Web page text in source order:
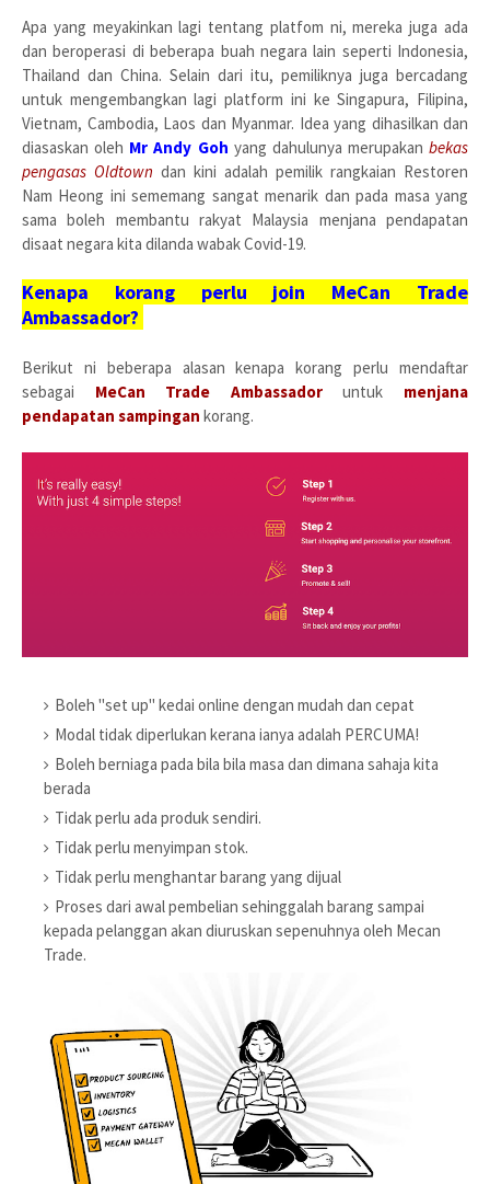
Apa yang meyakinkan lagi tentang platfom ni, mereka juga ada
dan beroperasi di beberapa buah negara lain seperti Indonesia,
Thailand dan China. Selain dari itu, pemiliknya juga bercadang
untuk mengembangkan lagi platform ini ke Singapura, Filipina,
Vietnam, Cambodia, Laos dan Myanmar. Idea yang dihasilkan dan
diasaskan oleh Mr Andy Goh yang dahulunya merupakan bekas
pengasas Oldtown dan kini adalah pemilik rangkaian Restoren
Nam Heong ini sememang sangat menarik dan pada masa yang
sama boleh membantu rakyat Malaysia menjana pendapatan
disaat negara kita dilanda wabak Covid-19.
Kenapa korang perlu join MeCan Trade
Ambassador?
Berikut ni beberapa alasan kenapa korang perlu mendaftar
sebagai MeCan Trade Ambassadoruntuk menjana
pendapatan sampingan korang.
Boleh "set up" kedai online dengan mudah dan cepat
Modal tidak diperlukan kerana ianya adalah PERCUMA!
Boleh berniaga pada bila bila masa dan dimana sahaja kita
berada
Tidak perlu ada produk sendiri.
Tidak perlu menyimpan stok.
Tidak perlu menghantar barang yang dijual
Proses dari awal pembelian sehinggalah barang sampai
kepada pelanggan akan diuruskan sepenuhnya oleh Mecan
Trade.